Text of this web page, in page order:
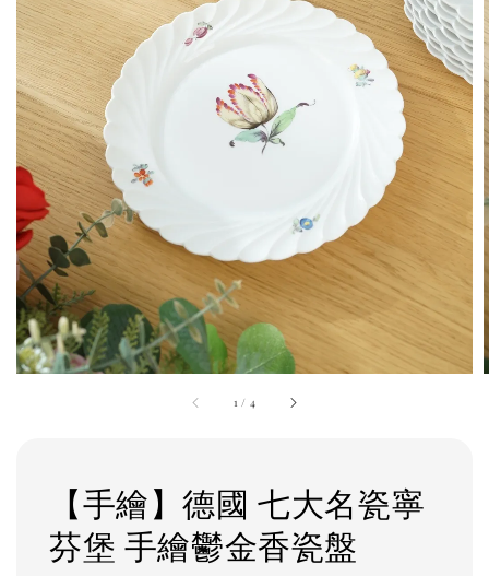
1 / 4
【手繪】德國 七大名瓷寧
芬堡 手繪鬱金香瓷盤